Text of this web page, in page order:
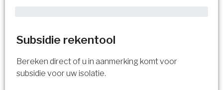
Subsidie rekentool
Bereken direct of u in aanmerking komt voor
subsidie voor uw isolatie.